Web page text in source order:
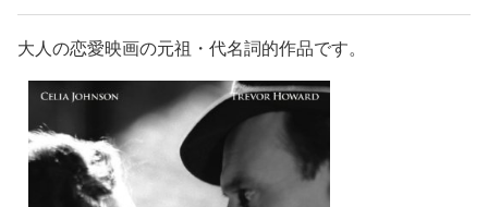
大人の恋愛映画の元祖・代名詞的作品です。